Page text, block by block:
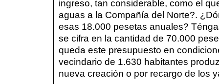
ingreso, tan considerable, como el
aguas a la Compañía del Norte?.
esas 18.000 pesetas anuales?
se cifra en la cantidad de 70.000
queda este presupuesto en
vecindario de 1.630 habitantes
nueva creación o por recargo de los